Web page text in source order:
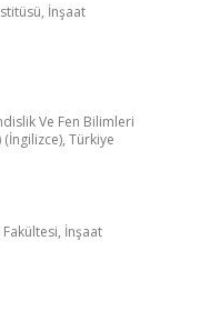
İnşaat
Ve Fen Bilimleri
Türkiye
İnşaat